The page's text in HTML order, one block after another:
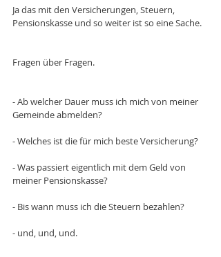
Ja das mit den Versicherungen, Steuern,
Pensionskasse und so weiter ist so eine Sache.
Fragen über Fragen.
- Ab welcher Dauer muss ich mich von meiner
Gemeinde abmelden?
- Welches ist die für mich beste Versicherung?
- Was passiert eigentlich mit dem Geld von
meiner Pensionskasse?
- Bis wann muss ich die Steuern bezahlen?
- und, und, und.